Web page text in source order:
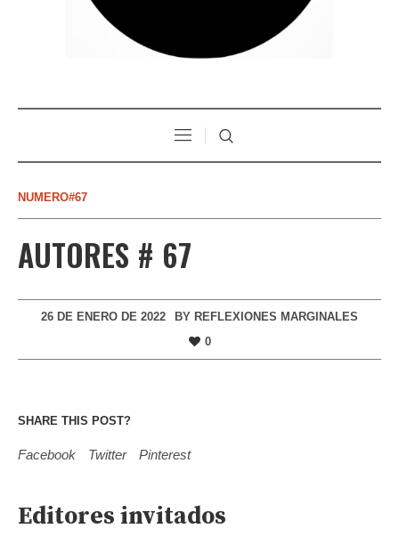
NUMERO#67
AUTORES # 67
26 DE ENERO DE 2022 BY REFLEXIONES MARGINALES
0
SHARE THIS POST?
Facebook Twitter Pinterest
Editores invitados